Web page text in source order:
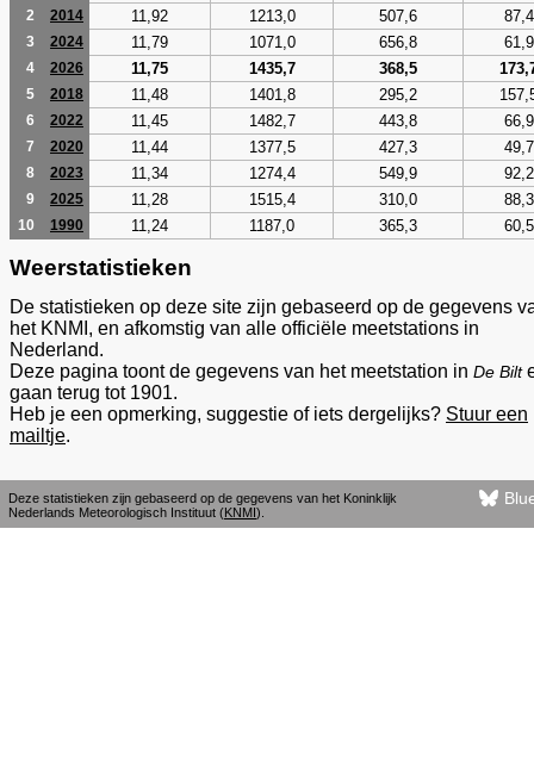
2 2014 11,92 1213,0 507,6 87,4
3 2024 11,79 1071,0 656,8 61,9
4 2026 11,75 1435,7 368,5
5 2018 11,48 1401,8 295,2
6 2022 11,45 1482,7 443,8 66,9
7 2020 11,44 1377,5 427,3 49,7
8 2023 11,34 1274,4 549,9 92,2
9 2025 11,28 1515,4 310,0 88,3
10 1990 11,24 1187,0 365,3 60,5
Weerstatistieken
De statistieken op deze site zijn gebaseerd op de gegevens
het KNMI, en afkomstig van alle officiële meetstations in
Nederland.
Deze pagina toont de gegevens van het meetstation in De Bilt
gaan terug tot 1901.
Heb je een opmerking, suggestie of iets dergelijks? Stuur een
mailtje.
Deze statistieken zijn gebaseerd op de gegevens van het Koninklijk
Nederlands Meteorologisch Instituut (KNMI).